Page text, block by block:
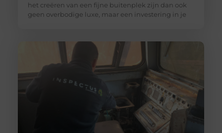
het creëren van een fijne buitenplek zijn dan ook
geen overbodige luxe, maar een investering in je